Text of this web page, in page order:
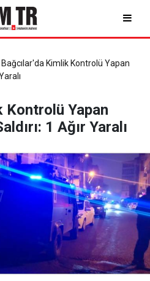
Bağcılar'da Kimlik Kontrolü Yapan
Kontrolü Yapan
1 Ağır Yaralı